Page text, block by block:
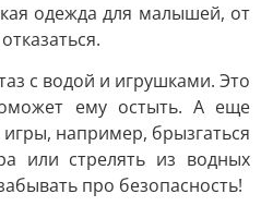
одежда для малышей, от
с водой и игрушками. Это
ему остыть. А еще
например, брызгаться
или стрелять из водных
про безопасность!